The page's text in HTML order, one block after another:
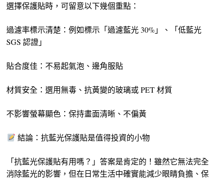
選擇保護貼時，可留意以下幾個重點：
過濾率標示清楚：例如標示「過濾藍光 30%」、「低藍光
SGS 認證」
貼合度佳：不易起氣泡、邊角服貼
材質安全：選用無毒、抗黃變的玻璃或 PET 材質
不影響螢幕顯色：保持畫面清晰、不偏黃
結論：抗藍光保護貼是值得投資的小物
「抗藍光保護貼有用嗎？」答案是肯定的！雖然它無法完全
消除藍光的影響，但在日常生活中確實能減少眼睛負擔、保